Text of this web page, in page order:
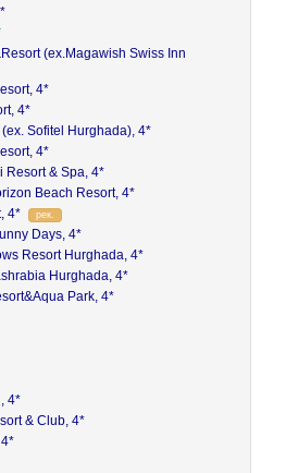
(ex.Magawish Swiss Inn
4*
4*
Sofitel Hurghada), 4*
4*
Resort & Spa, 4*
Beach Resort, 4*
4*
рек.
Days, 4*
Resort Hurghada, 4*
Hurghada, 4*
Park, 4*
4*
& Club, 4*